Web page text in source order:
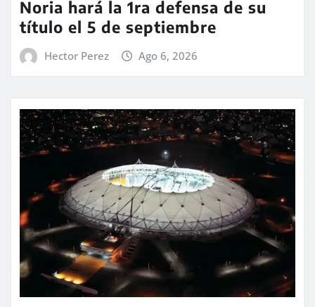
Noria hará la 1ra defensa de su
título el 5 de septiembre
Hector Perez Ago 6, 2026